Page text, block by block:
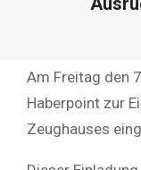
Am Freitag den
Haberpoint zur
Zeughauses